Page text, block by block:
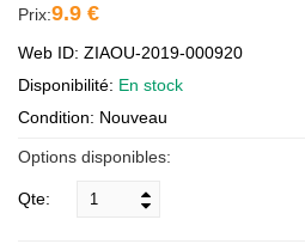
Prix:9.9 €
Web ID: ZIAOU-2019-000920
Disponibilité: En stock
Condition: Nouveau
Options disponibles:
Qte: